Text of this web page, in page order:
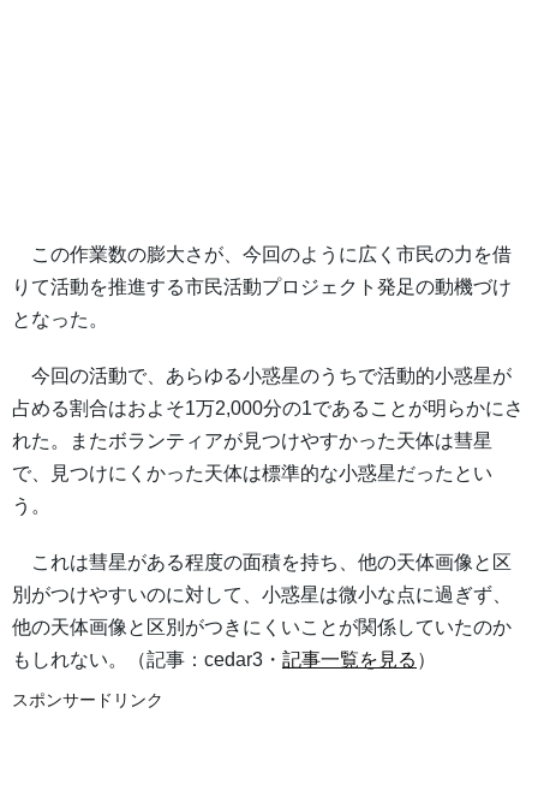
この作業数の膨大さが、今回のように広く市民の力を借
りて活動を推進する市民活動プロジェクト発足の動機づけ
となった。
今回の活動で、あらゆる小惑星のうちで活動的小惑星が
占める割合はおよそ1万2,000分の1であることが明らかにさ
れた。またボランティアが見つけやすかった天体は彗星
で、見つけにくかった天体は標準的な小惑星だったとい
う。
これは彗星がある程度の面積を持ち、他の天体画像と区
別がつけやすいのに対して、小惑星は微小な点に過ぎず、
他の天体画像と区別がつきにくいことが関係していたのか
もしれない。（記事：cedar3・ 記事一覧を見る ）
スポンサードリンク